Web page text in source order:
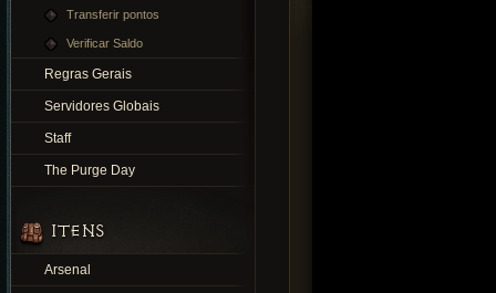
Transferir pontos
Verificar Saldo
Regras Gerais
Servidores Globais
Staff
The Purge Day
ITENS
Arsenal